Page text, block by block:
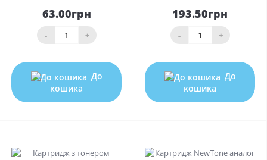
63.00грн
- +
До
кошика
193.50грн
- +
До
кошика